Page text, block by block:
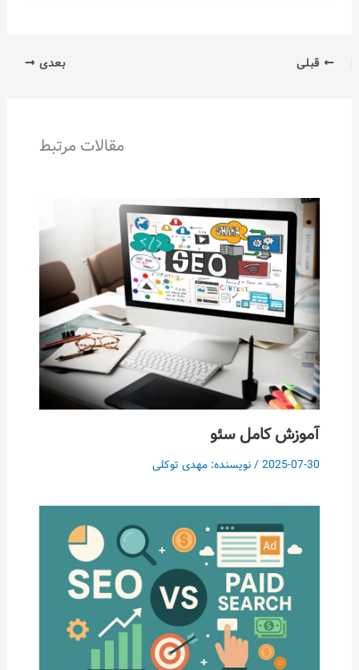
قبلی بعدی
مقالات مرتبط
آموزش کامل سئو
2025-07-30/ نویسنده: مهدی توکلی